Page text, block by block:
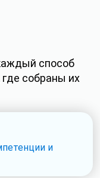
способ
собраны их
и